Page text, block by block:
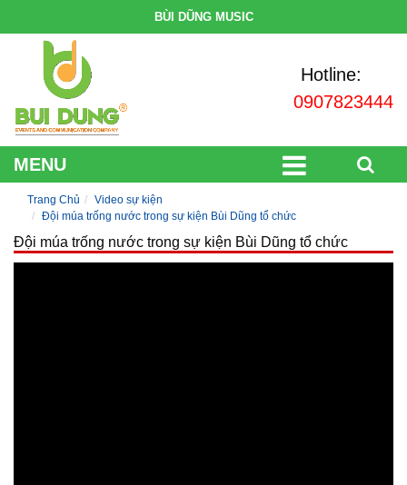
BÙI DŨNG MUSIC
Hotline:
0907823444
MENU
Trang Chủ
Video sự kiện
Đội múa trống nước trong sự kiện Bùi Dũng tổ chức
Đội múa trống nước trong sự kiện Bùi Dũng tổ chức